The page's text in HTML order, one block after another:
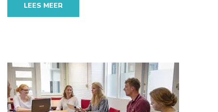
LEES MEER